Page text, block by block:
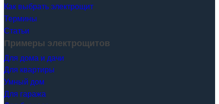
Как выбрать электрощит
Термины
Статьи
Примеры электрощитов
Для дома и дачи
Для квартиры
Умный дом
Для гаража